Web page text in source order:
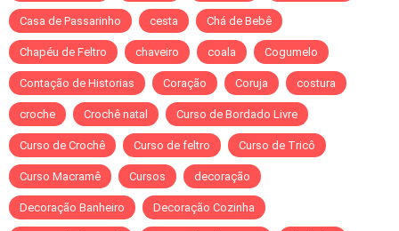
Casa de Passarinho cesta Chá de Bebê
Chapéu de Feltro chaveiro coala Cogumelo
Contação de Historias Coração Coruja costura
croche Crochê natal Curso de Bordado Livre
Curso de Crochê Curso de feltro Curso de Tricô
Curso Macramê Cursos decoração
Decoração Banheiro Decoração Cozinha